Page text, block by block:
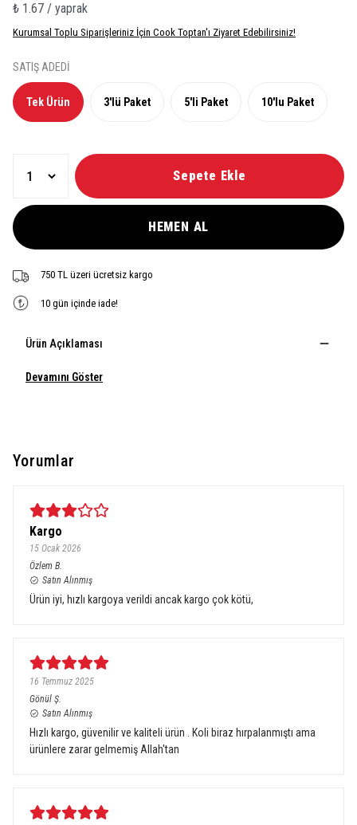
₺ 1.67 / yaprak
Kurumsal Toplu Siparişleriniz İçin Cook Toptan'ı Ziyaret Edebilirsiniz!
SATIŞ ADEDİ
Tek Ürün 3'lü Paket 5'li Paket 10'lu Paket
Sepete Ekle
HEMEN AL
750 TL üzeri ücretsiz kargo
10 gün içinde iade!
Ürün Açıklaması
Devamını Göster
Yorumlar
Kargo
15 Ocak 2026
Özlem B.
Satın Alınmış
Ürün iyi, hızlı kargoya verildi ancak kargo çok kötü,
16 Temmuz 2025
Gönül Ş.
Satın Alınmış
Hızlı kargo, güvenilir ve kaliteli ürün . Koli biraz hırpalanmıştı ama
ürünlere zarar gelmemiş Allah'tan